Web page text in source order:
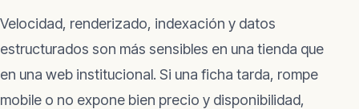
Velocidad, renderizado, indexación y datos
estructurados son más sensibles en una tienda que
en una web institucional. Si una ficha tarda, rompe
mobile o no expone bien precio y disponibilidad,